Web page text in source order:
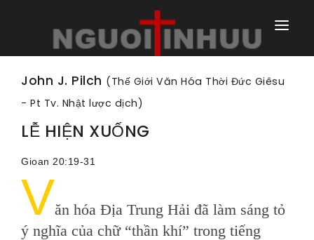
TRANG NHÀ
TRANG CHÍNH
TRANG HÀNG NGÀY
TRANG NGOÀI
John J. Pilch (Thế Giới Văn Hóa Thời Đức Giêsu
- Pt Tv. Nhật lược dịch)
LỄ HIỆN XUỐNG
Gioan 20:19-31
Văn hóa Địa Trung Hải đã làm sáng tỏ
ý nghĩa của chữ “thần khí” trong tiếng